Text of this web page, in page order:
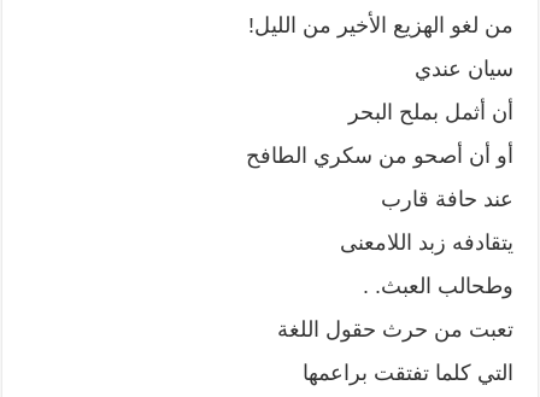
من لغو الهزيع الأخير من الليل!
سيان عندي
أن أثمل بملح البحر
أو أن أصحو من سكري الطافح
عند حافة قارب
يتقادفه زبد اللامعنى
وطحالب العبث. .
تعبت من حرث حقول اللغة
التي كلما تفتقت براعمها